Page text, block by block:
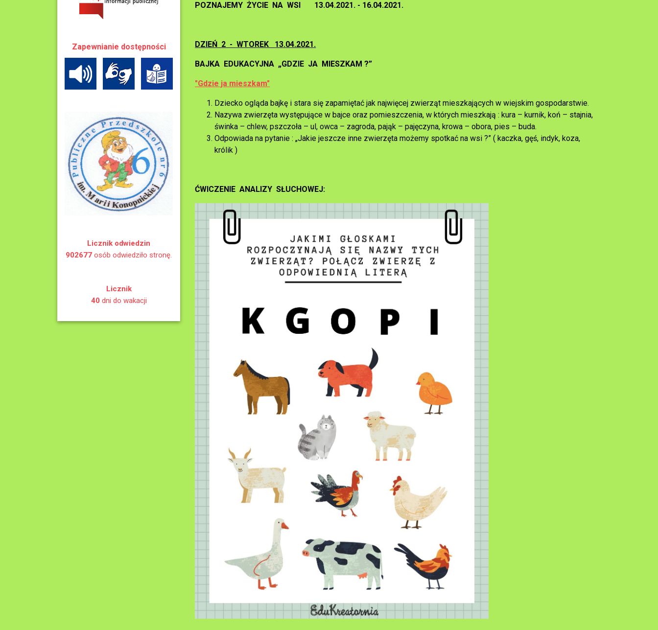
POZNAJEMY ŻYCIE NA WSI 13.04.2021. - 16.04.2021.
DZIEŃ 2 - WTOREK 13.04.2021.
BAJKA EDUKACYJNA „GDZIE JA MIESZKAM ?”
"Gdzie ja mieszkam"
Dziecko ogląda bajkę i stara się zapamiętać jak najwięcej zwierząt mieszkających w wiejskim gospodarstwie.
Nazywa zwierzęta występujące w bajce oraz pomieszczenia, w których mieszkają : kura – kurnik, koń – stajnia,
świnka – chlew, pszczoła – ul, owca – zagroda, pająk – pajęczyna, krowa – obora, pies – buda.
Odpowiada na pytanie : „Jakie jeszcze inne zwierzęta możemy spotkać na wsi ?” ( kaczka, gęś, indyk, koza,
królik )
ĆWICZENIE ANALIZY SŁUCHOWEJ:
Zapewnianie dostępności
Licznik odwiedzin
902677 osób odwiedziło stronę.
Licznik
40 dni do wakacji